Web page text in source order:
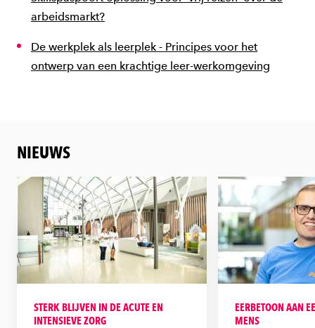
arbeidsmarkt?
De werkplek als leerplek - Principes voor het
ontwerp van een krachtige leer-werkomgeving
NIEUWS
STERK BLIJVEN IN DE ACUTE EN
INTENSIEVE ZORG
EERBETOON AAN
MENS